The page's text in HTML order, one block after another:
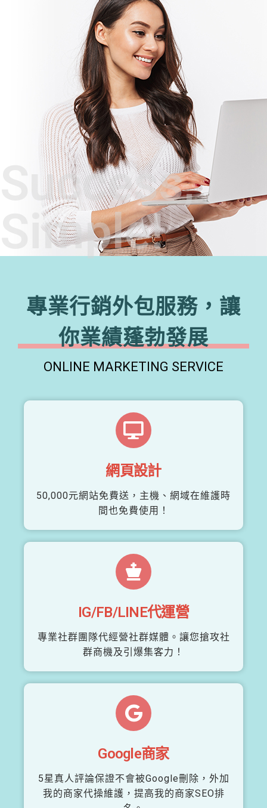
Success,
Simple!
專業行銷外包服務，讓
你業績蓬勃發展
ONLINE MARKETING SERVICE
網頁設計
50,000元網站免費送，主機、網域在維護時
間也免費使用！
IG/FB/LINE代運營
專業社群團隊代經營社群媒體。讓您搶攻社
群商機及引爆集客力！
Google商家
5星真人評論保證不會被Google刪除，外加
我的商家代操維護，提高我的商家SEO排